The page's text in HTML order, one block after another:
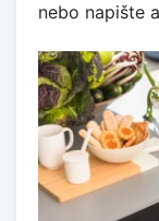
nebo napište